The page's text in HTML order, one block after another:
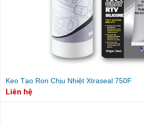
Keo Tạo Ron Chịu Nhiệt Xtraseal 750F
Liên hệ